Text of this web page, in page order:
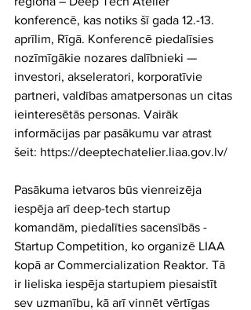
konferencē, kas notiks šī gada 12.-13.
aprīlim, Rīgā. Konferencē piedalīsies
nozīmīgākie nozares dalībnieki —
investori, akseleratori, korporatīvie
partneri, valdības amatpersonas un citas
ieinteresētās personas. Vairāk
informācijas par pasākumu var atrast
šeit: https://deeptechatelier.liaa.gov.lv/
Pasākuma ietvaros būs vienreizēja
iespēja arī deep-tech startup
komandām, piedalīties sacensībās -
Startup Competition, ko organizē LIAA
kopā ar Commercialization Reaktor. Tā
ir lieliska iespēja startupiem piesaistīt
sev uzmanību, kā arī vinnēt vērtīgas